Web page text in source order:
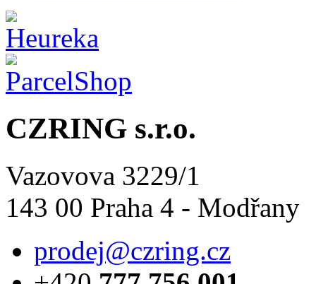
CZRING s.r.o.
Vazovova 3229/1
143 00 Praha 4 - Modřany
prodej@czring.cz